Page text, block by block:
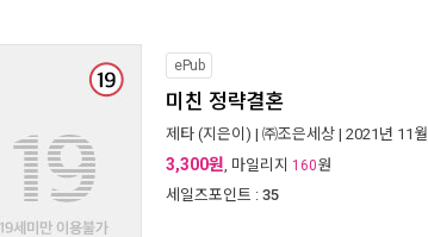
ePub
미친 정략결혼
제타 (지은이) | ㈜조은세상 | 2021년 11월
3,300원, 마일리지 160원
세일즈포인트 : 35